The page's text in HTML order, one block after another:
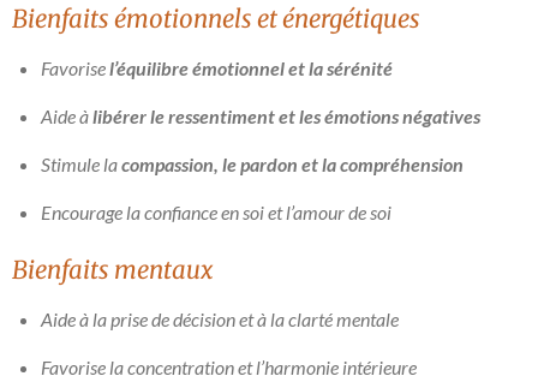
Bienfaits émotionnels et énergétiques
Favorisel’équilibre émotionnel et la sérénité
Aide àlibérer le ressentiment et les émotions négatives
Stimule lacompassion, le pardon et la compréhension
Encourage la confiance en soi et l’amour de soi
Bienfaits mentaux
Aide à la prise de décision et à la clarté mentale
Favorise la concentration et l’harmonie intérieure